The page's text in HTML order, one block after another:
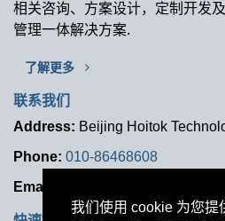
我们使用 cookie 为您提
相关咨询、方案设计，定制开发
管理一体解决方案.
了解更多
联系我们
Address: Beijing Hoitok
Phone: 010-86468608
Email: